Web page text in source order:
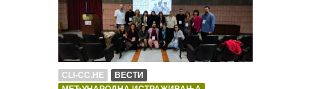
CLI-CC.HE
ВЕСТИ